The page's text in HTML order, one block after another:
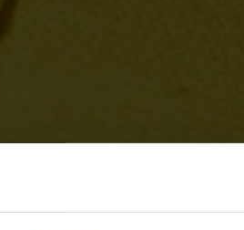
σε προσκαλεί σε ένα